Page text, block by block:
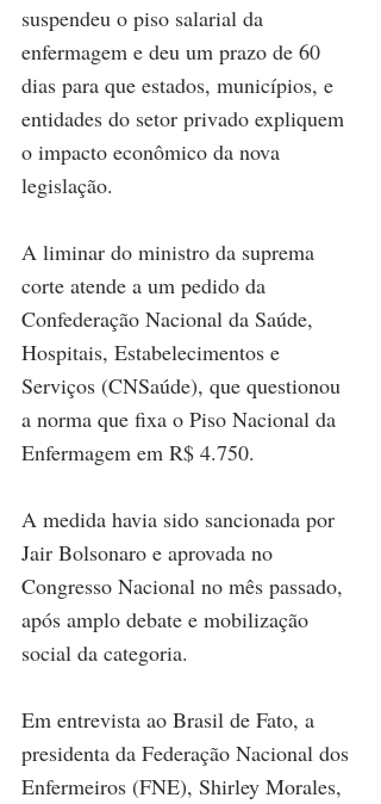
suspendeu o piso salarial da
enfermagem e deu um prazo de 60
dias para que estados, municípios, e
entidades do setor privado expliquem
o impacto econômico da nova
legislação.
A liminar do ministro da suprema
corte atende a um pedido da
Confederação Nacional da Saúde,
Hospitais, Estabelecimentos e
Serviços (CNSaúde), que questionou
a norma que fixa o Piso Nacional da
Enfermagem em R$ 4.750.
A medida havia sido sancionada por
Jair Bolsonaro e aprovada no
Congresso Nacional no mês passado,
após amplo debate e mobilização
social da categoria.
Em entrevista ao Brasil de Fato, a
presidenta da Federação Nacional dos
Enfermeiros (FNE), Shirley Morales,